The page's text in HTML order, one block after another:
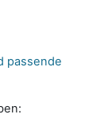
passende